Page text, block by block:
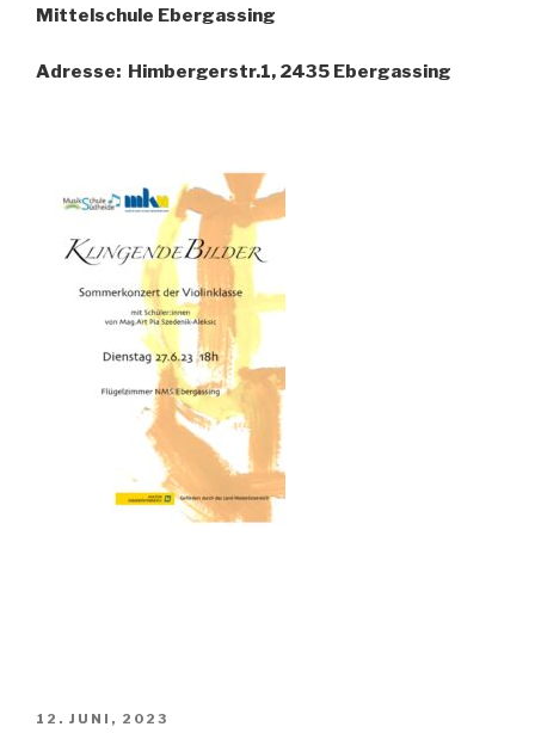
Mittelschule Ebergassing
Adresse: Himbergerstr.1, 2435 Ebergassing
VERÖFFENTLICHT
12. JUNI, 2023